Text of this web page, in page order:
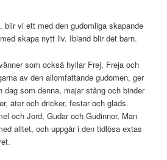
blir vi ett med den gudomliga skapande
skapa nytt liv. Ibland blir det barn.
som också hyllar Frej, Freja och
av den allomfattande gudomen, ger
dag som denna, majar stång och binder
äter och dricker, festar och gläds.
och Jord, Gudar och Gudinnor, Man
alltet, och uppgår i den tidlösa extas